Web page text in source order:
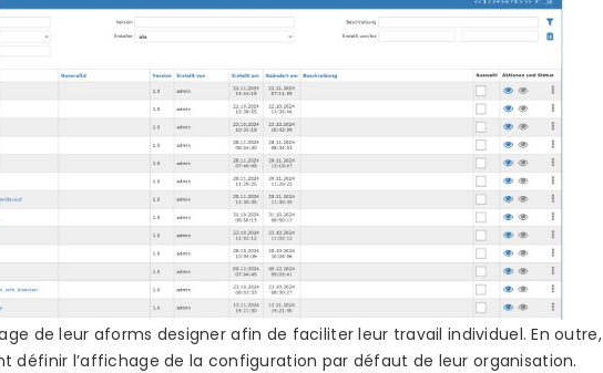
de leur aforms designer afin de faciliter leur travail individuel. En outre,
définir l’affichage de la configuration par défaut de leur organisation.